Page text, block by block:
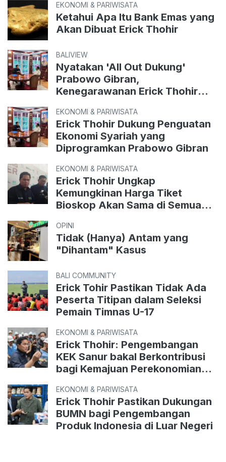
EKONOMI & PARIWISATA
Ketahui Apa Itu Bank Emas yang
Akan Dibuat Erick Thohir
BALIVIEW
Nyatakan 'All Out Dukung'
Prabowo Gibran,
Kenegarawanan Erick Thohir
EKONOMI & PARIWISATA
Erick Thohir Dukung Penguatan
Ekonomi Syariah yang
Diprogramkan Prabowo Gibran
EKONOMI & PARIWISATA
Erick Thohir Ungkap
Kemungkinan Harga Tiket
Bioskop Akan Sama di Semua
OPINI
Tidak (Hanya) Antam yang
"Dihantam" Kasus
BALI COMMUNITY
Erick Tohir Pastikan Tidak Ada
Peserta Titipan dalam Seleksi
Pemain Timnas U-17
EKONOMI & PARIWISATA
Erick Thohir: Pengembangan
KEK Sanur bakal Berkontribusi
bagi Kemajuan Perekonomian
EKONOMI & PARIWISATA
Erick Thohir Pastikan Dukungan
BUMN bagi Pengembangan
Produk Indonesia di Luar Negeri